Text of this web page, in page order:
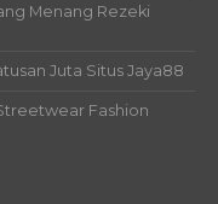
Menang Rezeki
Juta Situs Jaya88
Fashion